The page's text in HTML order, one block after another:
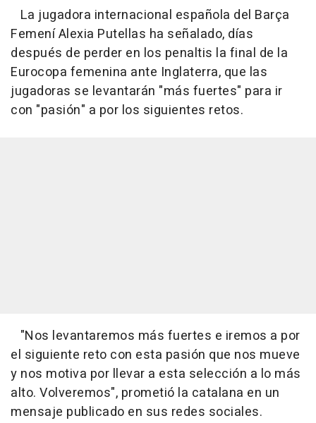
La jugadora internacional española del Barça
Femení Alexia Putellas ha señalado, días
después de perder en los penaltis la final de la
Eurocopa femenina ante Inglaterra, que las
jugadoras se levantarán "más fuertes" para ir
con "pasión" a por los siguientes retos.
"Nos levantaremos más fuertes e iremos a por
el siguiente reto con esta pasión que nos mueve
y nos motiva por llevar a esta selección a lo más
alto. Volveremos", prometió la catalana en un
mensaje publicado en sus redes sociales.